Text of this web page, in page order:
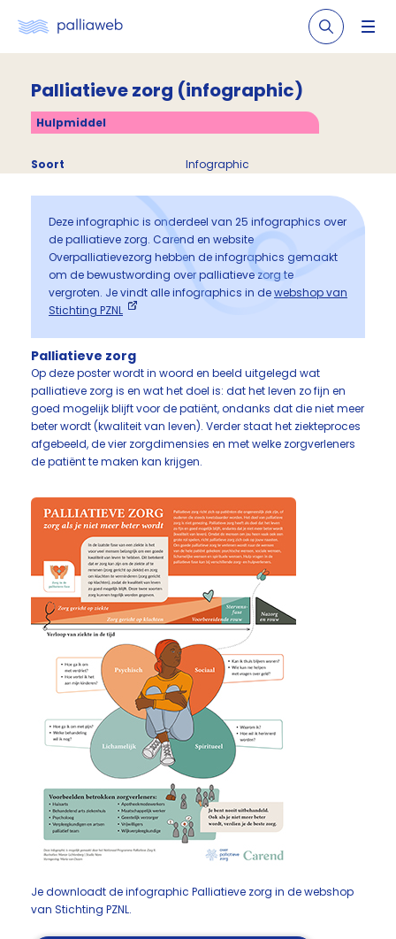
Palliatieve zorg (infographic)
Hulpmiddel
Soort Infographic
Deze infographic is onderdeel van 25 infographics over
de palliatieve zorg. Carend en website
Overpalliatievezorg hebben de infographics gemaakt
om de bewustwording over palliatieve zorg te
vergroten. Je vindt alle infographics in dewebshop van
Stichting PZNL
Palliatieve zorg
Op deze poster wordt in woord en beeld uitgelegd wat
palliatieve zorg is en wat het doel is: dat het leven zo fijn en
goed mogelijk blijft voor de patiënt, ondanks dat die niet meer
beter wordt (kwaliteit van leven). Verder staat het ziekteproces
afgebeeld, de vier zorgdimensies en met welke zorgverleners
de patiënt te maken kan krijgen.
Je downloadt de infographic Palliatieve zorg in de webshop
van Stichting PZNL.